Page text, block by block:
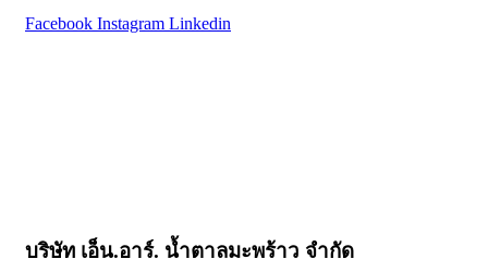
Facebook Instagram Linkedin
บริษัท เอ็น.อาร์. น้ำตาลมะพร้าว จำกัด